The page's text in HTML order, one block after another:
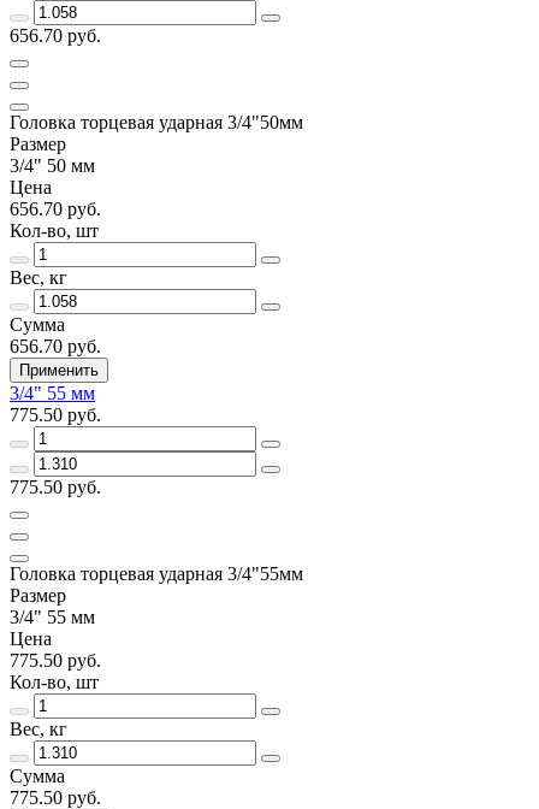
656.70 руб.
Головка торцевая ударная 3/4"50мм
Размер
3/4" 50 мм
Цена
656.70 руб.
Кол-во, шт
Вес, кг
Сумма
656.70 руб.
Применить
3/4" 55 мм
775.50 руб.
775.50 руб.
Головка торцевая ударная 3/4"55мм
Размер
3/4" 55 мм
Цена
775.50 руб.
Кол-во, шт
Вес, кг
Сумма
775.50 руб.